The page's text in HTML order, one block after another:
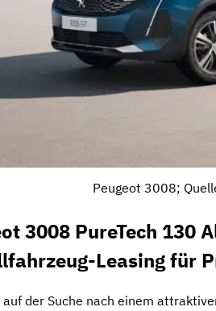
Peugeot 3008;
3008 PureTech 130
Leasing für
auf der Suche nach einem